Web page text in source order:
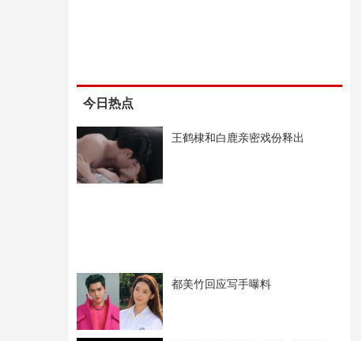
今日热点
王鹤棣和白鹿亲密戏份释出
都美竹回应写手曝料